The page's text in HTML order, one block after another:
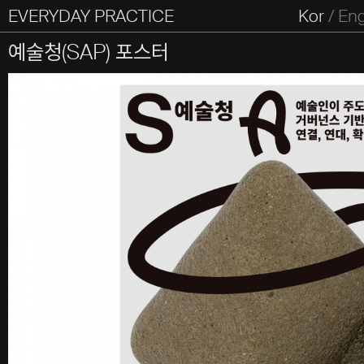
EVERYDAY PRACTICE
일상의실천 Kor/
All Types Graphic Editorial
Everyday
예술청(SAP) 포스터